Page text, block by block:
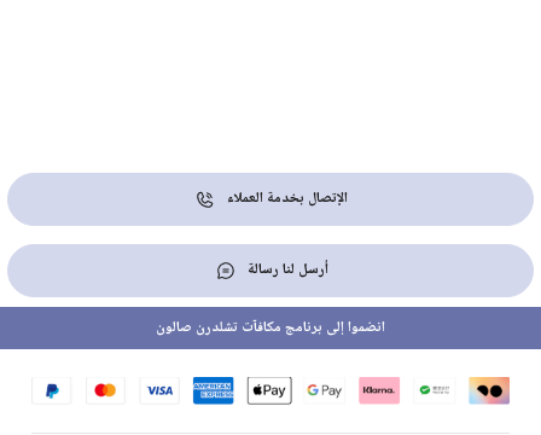
الإتصال بخدمة العملاء
أرسل لنا رسالة
انضموا إلى برنامج مكافآت تشلدرن صالون